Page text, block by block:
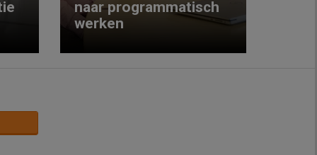
naar programmatisch
werken